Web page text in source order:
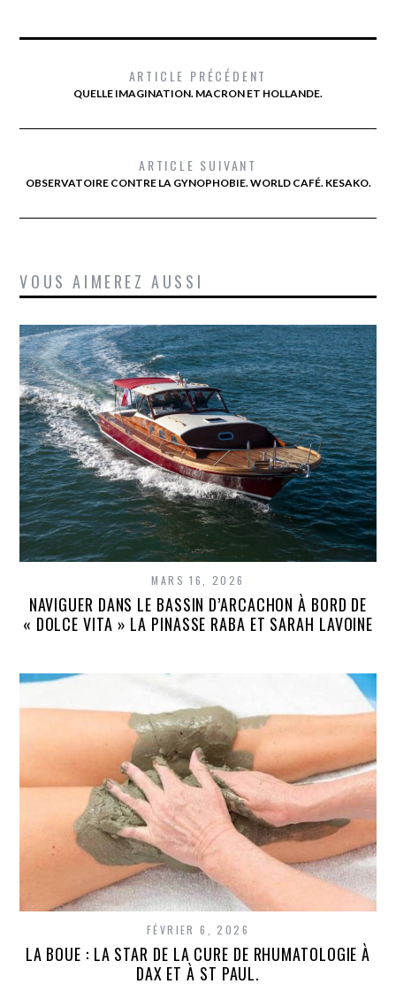
ARTICLE PRÉCÉDENT
QUELLE IMAGINATION. MACRON ET HOLLANDE.
ARTICLE SUIVANT
OBSERVATOIRE CONTRE LA GYNOPHOBIE. WORLD CAFÉ. KESAKO.
VOUS AIMEREZ AUSSI
MARS 16, 2026
NAVIGUER DANS LE BASSIN D’ARCACHON À BORD DE
« DOLCE VITA » LA PINASSE RABA ET SARAH LAVOINE
FÉVRIER 6, 2026
LA BOUE : LA STAR DE LA CURE DE RHUMATOLOGIE À
DAX ET À ST PAUL.